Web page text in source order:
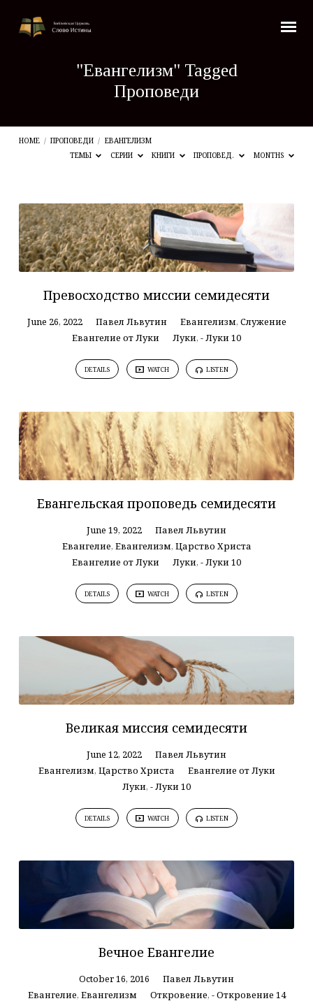
"Евангелизм" Tagged
Проповеди
HOME / ПРОПОВЕДИ / ЕВАНГЕЛИЗМ
ТЕМЫ
СЕРИИ КНИГИ ПРОПОВЕД. MONTHS
"Евангелизм"
Tagged
Проповеди
Превосходство миссии семидесяти
June 26, 2022 Павел Львутин Евангелизм, Служение
Евангелие от Луки
Луки, - Луки 10
DETAILS WATCH LISTEN
Евангельская проповедь семидесяти
June 19, 2022
Павел Львутин
Евангелие, Евангелизм, Царство Христа
Евангелие от Луки
Луки, - Луки 10
DETAILS WATCH LISTEN
Великая миссия семидесяти
June 12, 2022
Павел Львутин
Евангелизм, Царство Христа
Евангелие от Луки
Луки, - Луки 10
DETAILS WATCH LISTEN
Вечное Евангелие
October 16, 2016
Павел Львутин
Евангелие, Евангелизм Откровение, - Откровение 14